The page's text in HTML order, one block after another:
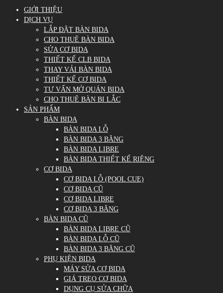
GIỚI THIỆU
DỊCH VỤ
LẮP ĐẶT BÀN BIDA
CHO THUÊ BÀN BIDA
SỬA CƠ BIDA
THIẾT KẾ CLB BIDA
THAY VẢI BÀN BIDA
THIẾT KẾ CƠ BIDA
TƯ VẤN MỞ QUÁN BIDA
CHO THUÊ BÀN BI LẮC
SẢN PHẨM
BÀN BIDA
BÀN BIDA LỖ
BÀN BIDA 3 BĂNG
BÀN BIDA LIBRE
BÀN BIDA THIẾT KẾ RIÊNG
CƠ BIDA
CƠ BIDA LỖ (POOL CUE)
CƠ BIDA CŨ
CƠ BIDA LIBRE
CƠ BIDA 3 BĂNG
BÀN BIDA CŨ
BÀN BIDA LIBRE CŨ
BÀN BIDA LỖ CŨ
BÀN BIDA 3 BĂNG CŨ
PHỤ KIỆN BIDA
MÁY SỬA CƠ BIDA
GIÁ TREO CƠ BIDA
DỤNG CỤ SỬA CHỮA